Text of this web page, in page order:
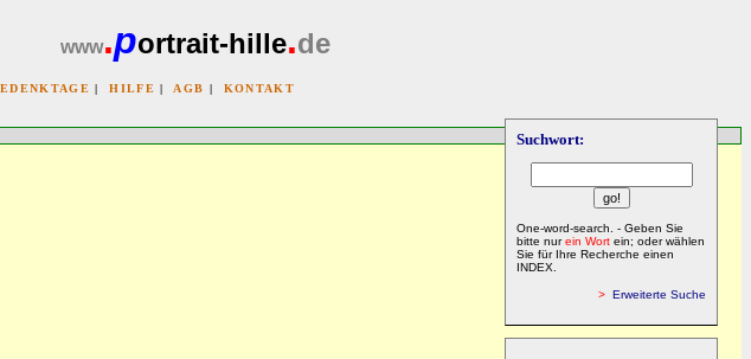
www.portrait-hille.de
|HILFE | AGB | KONTAKT
Suchwort:
One-word-search. - Geben Sie
bitte nurein Wort ein; oder wählen
Sie für Ihre Recherche einen
INDEX.
> Erweiterte Suche